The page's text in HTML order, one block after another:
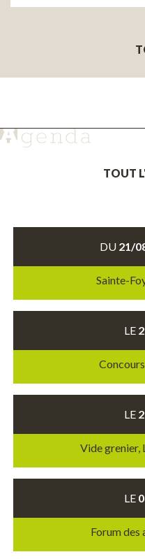
TOUT
DU 21/
Sainte-
LE
LE
Vide grenier,
LE
Forum des